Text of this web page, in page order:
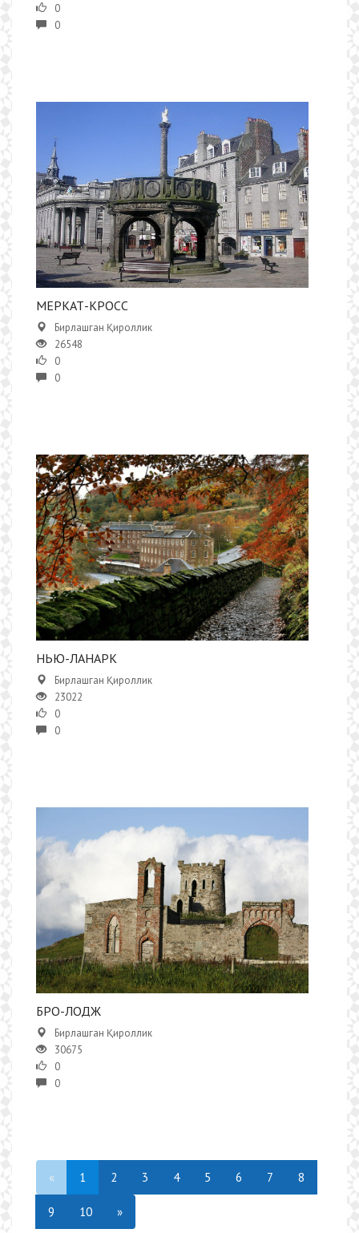
0
0
МЕРКАТ-КРОСС
Бирлашган Қироллик
26548
0
0
НЬЮ-ЛАНАРК
Бирлашган Қироллик
23022
0
0
БРО-ЛОДЖ
Бирлашган Қироллик
30675
0
0
« 1 2 3 4 5 6 7 8
9 10 »